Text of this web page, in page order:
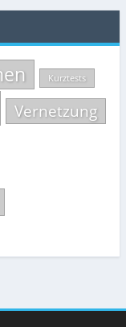
Kurztests
Vernetzung